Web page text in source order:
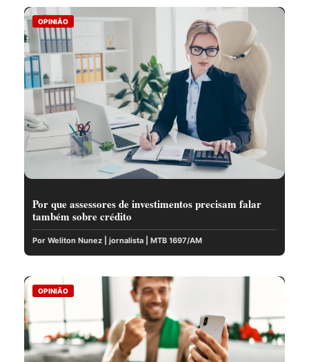
OPINIÃO
Por que assessores de investimentos precisam falar
também sobre crédito
Por Weliton Nunez | jornalista | MTB 1697/AM
OPINIÃO